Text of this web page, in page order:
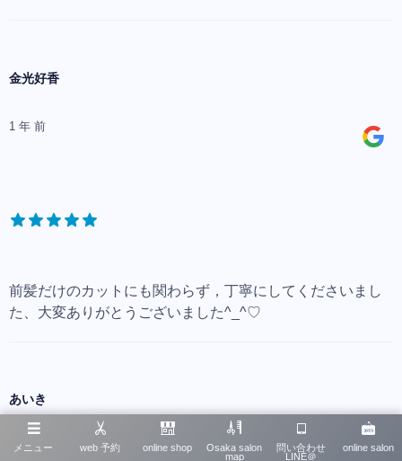
金光好香
1 年 前
前髪だけのカットにも関わらず，丁寧にしてくださいまし
た、大変ありがとうございました^_^♡
あいき
2 年 前
メニュー web 予約 online shop
Osaka salon
map
問い合わせ
LINE＠
online salon